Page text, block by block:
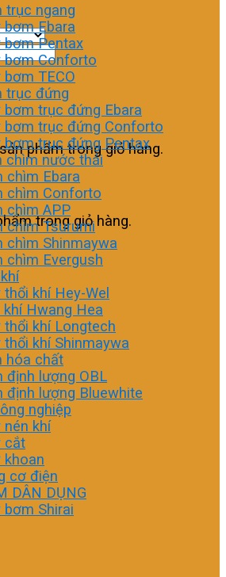
phẩm trong giỏ hàng.
trong giỏ hàng.
trục ngang
bơm Ebara
bơm Pentax
bơm Conforto
bơm TECO
trục đứng
bơm trục đứng Ebara
bơm trục đứng Conforto
bơm trục đứng Pentax
chìm nước thải
chìm Ebara
chìm Conforto
chìm APP
chìm Tsurumi
chìm Shinmaywa
chìm Evergush
thổi khí Hey-Wel
khí Hwang Hea
thổi khí Longtech
thổi khí Shinmaywa
hóa chất
định lượng OBL
định lượng Bluewhite
nghiệp
nén khí
cắt
khoan
cơ điện
DÂN DỤNG
bơm Shirai